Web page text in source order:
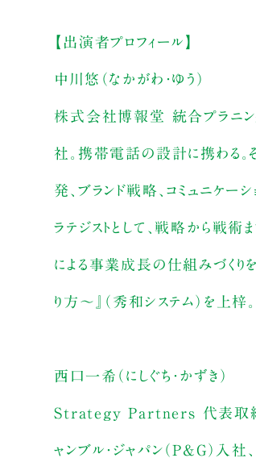
【出演者プロフィール】
中川悠（なかがわ・ゆう）
株式会社博報堂 統合プラニン
社。携帯電話の設計に携わる。
発、ブランド戦略、コミュニケ
ラテジストとして、戦略から戦
による事業成長の仕組みづくり
り方～』（秀和システム）を上梓。
西口一希（にしぐち・かずき）
Strategy Partners 代表取締
ャンブル・ジャパン（P&G）入